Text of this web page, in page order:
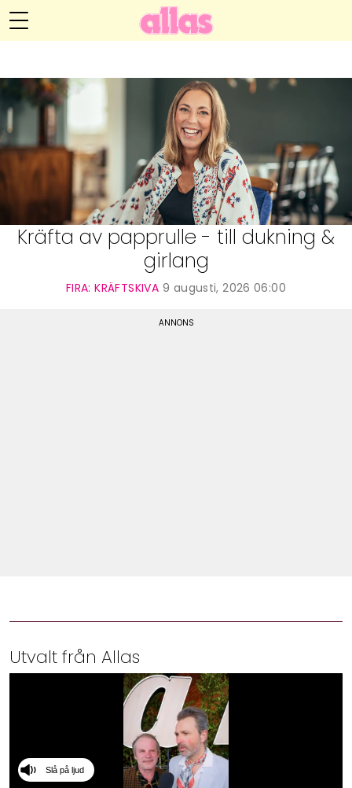
Hälsa
Relationer
Handarbete
Helena Lyths blogg
Hem
Kategorier
Arkiv
Kontakt
Kräfta av papprulle - till dukning &
girlang
FIRA: KRÄFTSKIVA 9 augusti, 2026 06:00
Utvalt från Allas
Slå på ljud